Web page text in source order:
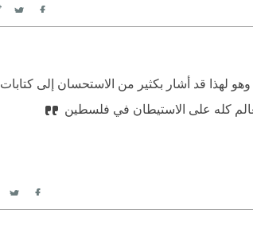
وهو لهذا قد أشار بكثير من الاستحسان إلى